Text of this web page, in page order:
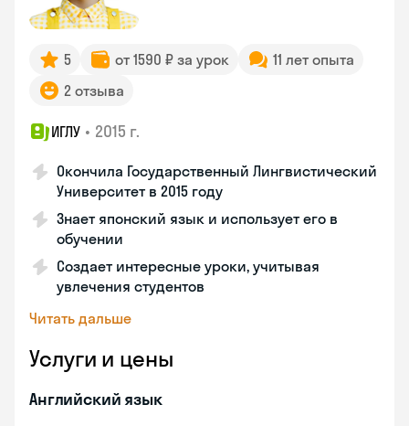
5 от 1590 ₽ за урок
11 лет опыта
2 отзыва
ИГЛУ • 2015 г.
Окончила Государственный Лингвистический
Университет в 2015 году
Знает японский язык и использует его в
обучении
Создает интересные уроки, учитывая
увлечения студентов
Читать дальше
Услуги и цены
Английский язык